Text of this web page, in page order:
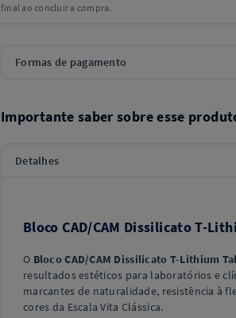
final ao concluir a compra.
Formas de pagamento
Importante saber sobre esse
Detalhes
Bloco CAD/CAM Dissilicato T-
O Bloco CAD/CAM Dissilicato T-Lithium
resultados estéticos para laboratórios e
marcantes de naturalidade, resistência à
cores da Escala Vita Clássica.